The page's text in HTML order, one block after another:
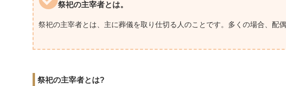
祭祀の主宰者とは。
祭祀の主宰者とは、主に葬儀を取り仕切る人のことです。多くの場合、配
祭祀の主宰者とは?